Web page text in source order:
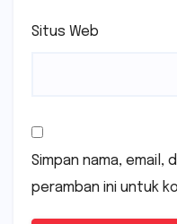
Situs Web
Simpan nama, email,
peramban ini untuk